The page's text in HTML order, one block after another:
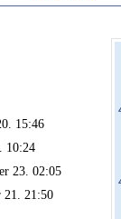
15:46
10:24
23. 02:05
21. 21:50